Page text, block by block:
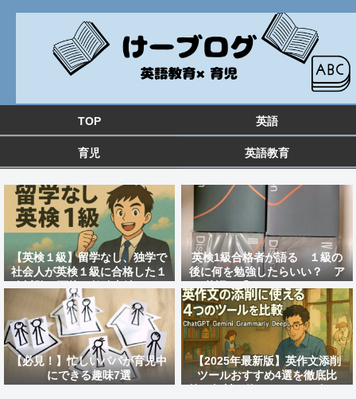
TOP 英語
育児 英語教育
【英検１級】留学なし、独学で
社会人が英検１級に合格した１
次試験と面接の勉強方法&おす
すめ教材を紹介！
英検1級合格者が語る １級の
後に何を勉強したらいい？ ア
ツ英語の「distinction」のレ
ビュー 大人の英語勉強法
【必見！】忙しいパパが育児中
にできる趣味7選
【2025年最新版】英作文添削
ツールおすすめ4選を徹底比
較！無料で使えるAIサービスは